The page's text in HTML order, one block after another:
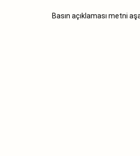
Basın açıklaması metni